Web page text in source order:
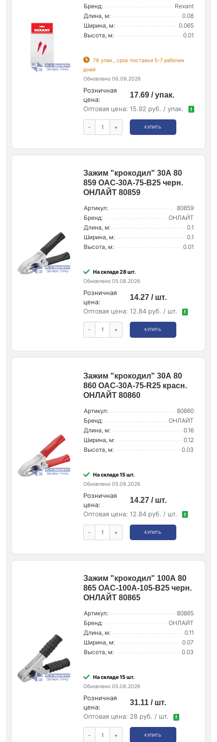
Бренд:
Rexant
Длина, м:
0.08
Ширина, м:
0.065
Высота, м:
0.01
76 упак., срок поставки 5-7 рабочих
дней
Обновлено 06.08.2026
Розничная
цена:
17.69 / упак.
Оптовая цена: 15.92 руб. / упак. !
- + КУПИТЬ
Зажим "крокодил" 30А 80
859 OAC-30A-75-B25 черн.
ОНЛАЙТ 80859
Артикул:
80859
Бренд:
ОНЛАЙТ
Длина, м:
0.1
Ширина, м:
0.1
Высота, м:
0.01
На складе 28 шт.
Обновлено 05.08.2026
Розничная
цена:
14.27 / шт.
Оптовая цена: 12.84 руб. / шт. !
- + КУПИТЬ
Зажим "крокодил" 30А 80
860 OAC-30A-75-R25 красн.
ОНЛАЙТ 80860
Артикул:
80860
Бренд:
ОНЛАЙТ
Длина, м:
0.16
Ширина, м:
0.12
Высота, м:
0.03
На складе 15 шт.
Обновлено 05.08.2026
Розничная
цена:
14.27 / шт.
Оптовая цена: 12.84 руб. / шт. !
- + КУПИТЬ
Зажим "крокодил" 100А 80
865 OAC-100A-105-B25 черн.
ОНЛАЙТ 80865
Артикул:
80865
Бренд:
ОНЛАЙТ
Длина, м:
0.11
Ширина, м:
0.07
Высота, м:
0.03
На складе 15 шт.
Обновлено 05.08.2026
Розничная
цена:
31.11 / шт.
Оптовая цена: 28 руб. / шт. !
- + КУПИТЬ